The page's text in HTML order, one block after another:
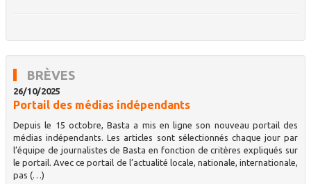
BRÈVES
26/10/2025
Portail des médias indépendants
Depuis le 15 octobre, Basta a mis en ligne son nouveau portail des
médias indépendants. Les articles sont sélectionnés chaque jour par
l’équipe de journalistes de Basta en fonction de critères expliqués sur
le portail. Avec ce portail de l’actualité locale, nationale, internationale,
pas (…)